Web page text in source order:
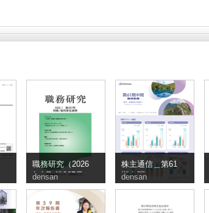
職務研究（2026
年1月 第367号）
_電算
densan
株主通信＿第61
期中間
densan